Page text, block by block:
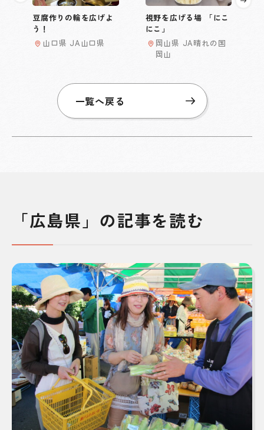
豆腐作りの輪を広げよ
う！
山口県 JA山口県
視野を広げる場 「にこ
にこ」
岡山県 JA晴れの国
岡山
一覧へ戻る
「広島県」の記事を読む